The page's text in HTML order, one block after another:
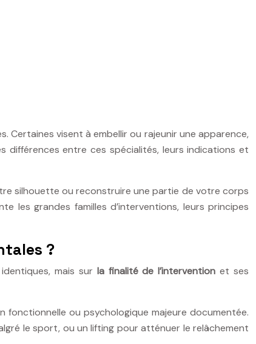
visent à embellir ou rajeunir une apparence,
différences entre ces spécialités, leurs indications et
silhouette ou reconstruire une partie de votre corps
les grandes familles d’interventions, leurs principes
?
mais sur la finalité de l’intervention et ses
fonctionnelle ou psychologique majeure documentée.
le sport, ou un lifting pour atténuer le relâchement